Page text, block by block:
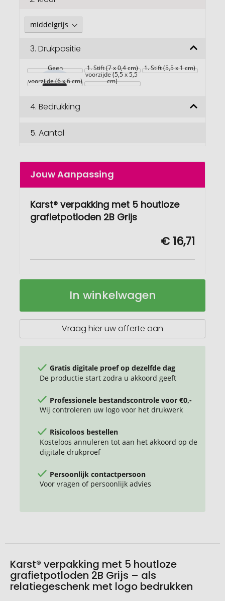
3. Drukpositie
Geen 1. Stift (7 x 0,4 cm)
1. Stift (5,5 x 1 cm)
voorzijde (6 x 6 cm)
voorzijde (5,5 x 5,5
cm)
4. Bedrukking
5. Aantal
Jouw Aanpassing
Karst® verpakking met 5 houtloze
grafietpotloden 2B Grijs
€ 16,71
5
grafietpotloden
In winkelwagen
Vraag hier uw offerte aan
Gratis digitale proef op dezelfde dag
De productie start zodra u akkoord geeft
Professionele bestandscontrole voor €0,-
Wij controleren uw logo voor het drukwerk
Risicoloos bestellen
Kosteloos annuleren tot aan het akkoord op de
digitale drukproef
Persoonlijk contactpersoon
Voor vragen of persoonlijk advies
Karst® verpakking met 5 houtloze
grafietpotloden 2B Grijs – als
relatiegeschenk met logo bedrukken